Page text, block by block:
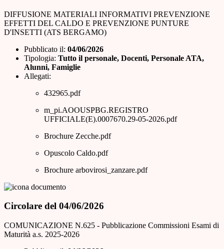
DIFFUSIONE MATERIALI INFORMATIVI PREVENZIONE
EFFETTI DEL CALDO E PREVENZIONE PUNTURE
D'INSETTI (ATS BERGAMO)
Pubblicato il: 04/06/2026
Tipologia: Tutto il personale, Docenti, Personale ATA,
Alunni, Famiglie
Allegati:
432965.pdf
m_pi.AOOUSPBG.REGISTRO
UFFICIALE(E).0007670.29-05-2026.pdf
Brochure Zecche.pdf
Opuscolo Caldo.pdf
Brochure arbovirosi_zanzare.pdf
Circolare del 04/06/2026
COMUNICAZIONE N.625 - Pubblicazione Commissioni Esami di
Maturità a.s. 2025-2026